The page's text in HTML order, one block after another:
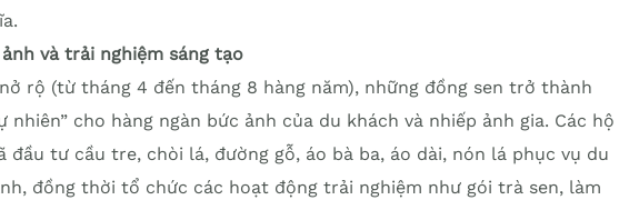
và trải nghiệm sáng tạo
rộ (từ tháng 4 đến tháng 8 hàng năm), những đồng sen trở thành
nhiên” cho hàng ngàn bức ảnh của du khách và nhiếp ảnh gia. Các hộ
đầu tư cầu tre, chòi lá, đường gỗ, áo bà ba, áo dài, nón lá phục vụ du
đồng thời tổ chức các hoạt động trải nghiệm như gói trà sen, làm